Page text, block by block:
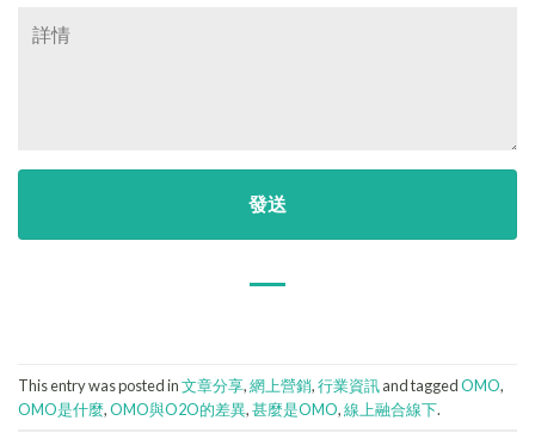
This entry was posted in文章分享,網上營銷,行業資訊and taggedOMO,
OMO是什麼,OMO與O2O的差異,甚麼是OMO,線上融合線下.